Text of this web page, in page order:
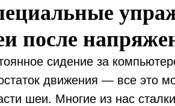
после
сидение за
движения — все это
шеи. Многие из нас